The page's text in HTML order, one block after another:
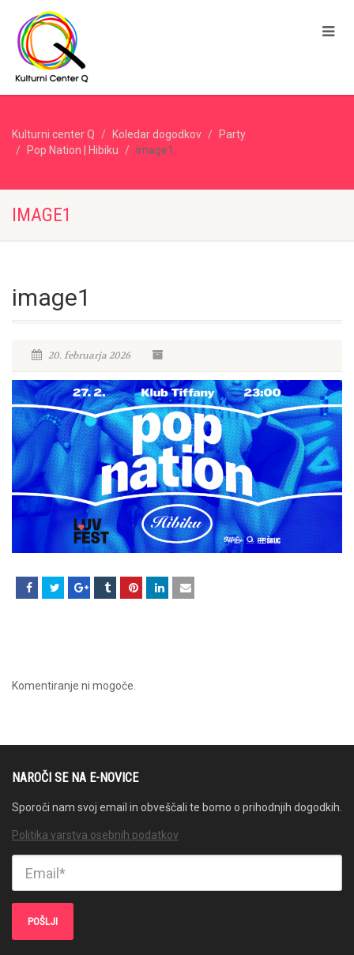
Kulturni center Q Koledar dogodkov
Party
Pop Nation | Hibiku
image1
IMAGE1
image1
20. februarja 2026
Komentiranje ni mogoče.
NAROČI SE NA E-NOVICE
Sporoči nam svoj email in obveščali te bomo o prihodnjih dogodkih.
Politika varstva osebnih podatkov